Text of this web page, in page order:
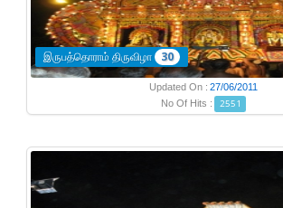
இருபத்தொராம் திருவிழா 30
Updated On : 27/06/2011
No Of Hits :
2551